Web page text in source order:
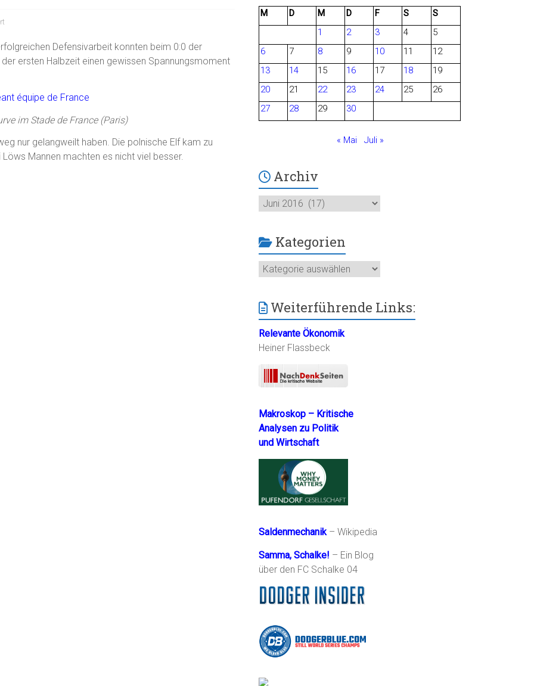
Defensivarbeit konnten beim 0:0 der
ersten Halbzeit einen gewissen Spannungsmoment
im Stade de France (Paris)
nur gelangweilt haben. Die polnische Elf kam zu
Mannen machten es nicht viel besser.
e
o
o
k
d
M
D M D F S
S
1
2 3 4
5
6
7 8 9 10 11
12
13
14 15 16 17 18
19
20
21 22 23 24 25
26
27
28 29 30
« Mai Juli »
Archiv
Archiv
Kategorien
Kategorien
Weiterführende Links:
Relevante Ökonomik
Heiner Flassbeck
Makroskop – Kritische
Analysen zu Politik
und Wirtschaft
Saldenmechanik– Wikipedia
Samma, Schalke! – Ein Blog
über den FC Schalke 04